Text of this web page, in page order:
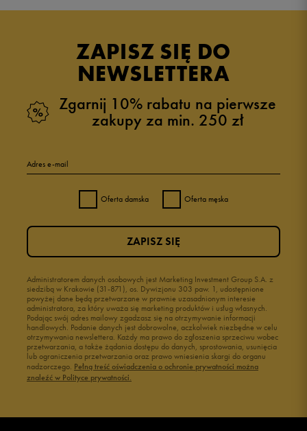
ZAPISZ SIĘ DO
NEWSLETTERA
Zgarnij 10% rabatu na pierwsze
zakupy za min. 250 zł
Adres e-mail
Oferta damska Oferta męska
Administratorem danych osobowych jest Marketing Investment Group S.A. z
siedzibą w Krakowie (31-871), os. Dywizjonu 303 paw. 1, udostępnione
powyżej dane będą przetwarzane w prawnie uzasadnionym interesie
administratora, za który uważa się marketing produktów i usług własnych.
Podając swój adres mailowy zgadzasz się na otrzymywanie informacji
handlowych. Podanie danych jest dobrowolne, aczkolwiek niezbędne w celu
otrzymywania newslettera. Każdy ma prawo do zgłoszenia sprzeciwu wobec
przetwarzania, a także żądania dostępu do danych, sprostowania, usunięcia
lub ograniczenia przetwarzania oraz prawo wniesienia skargi do organu
nadzorczego. Pełną treść oświadczenia o ochronie prywatności można
znaleźć w Polityce prywatności.
ZAPISZ SIĘ